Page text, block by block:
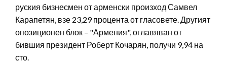
руския бизнесмен от арменски произход Самвел
Карапетян, взе 23,29 процента от гласовете. Другият
опозиционен блок – "Армения", оглавяван от
бившия президент Роберт Кочарян, получи 9,94 на
сто.